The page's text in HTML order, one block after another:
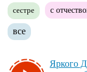
сестре с
все
Яр­ко­го